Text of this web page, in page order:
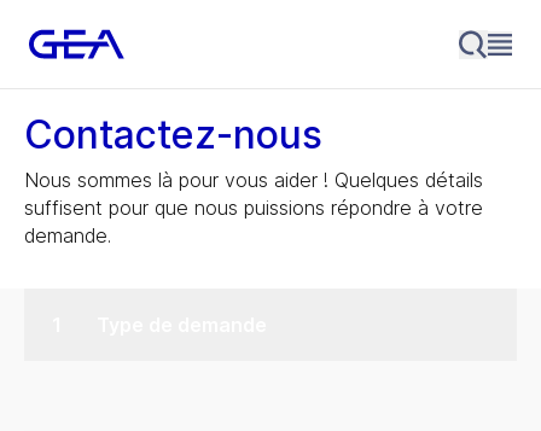
Contactez-nous
Nous sommes là pour vous aider ! Quelques détails
suffisent pour que nous puissions répondre à votre
demande.